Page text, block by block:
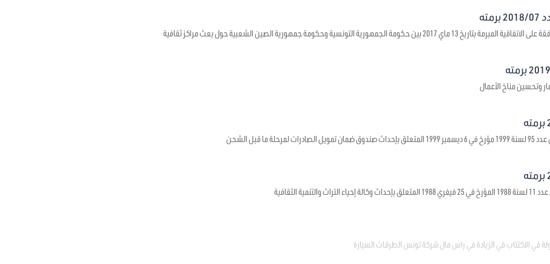
13 ماي 2017 بين حكومة الجمهورية التونسية وحكومة جمهورية الصين الشعبية حول بعث مراكز ثقافية
وتحسين مناخ الأعمال
لمرحلة ما قبل الشحن
الثقافية
في الاكتتاب في الزيادة في راس مال شركة تونس الطرقات السيارة